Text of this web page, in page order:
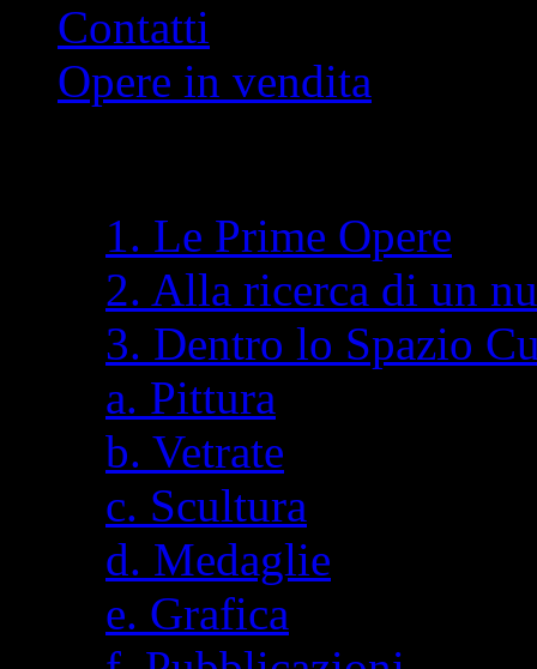
Contatti
Opere in vendita
1. Le Prime Opere
2. Alla ricerca di un
3. Dentro lo Spazio
a. Pittura
b. Vetrate
c. Scultura
d. Medaglie
e. Grafica